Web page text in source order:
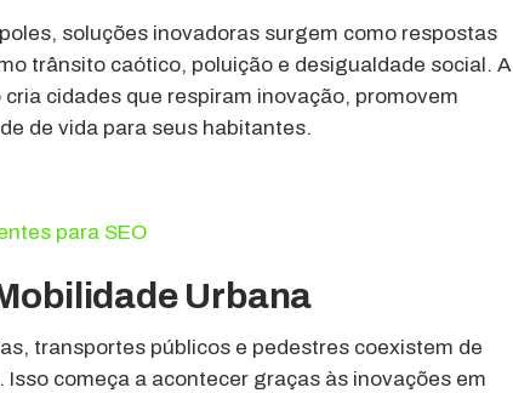
soluções inovadoras surgem como respostas
trânsito caótico, poluição e desigualdade social. A
cidades que respiram inovação, promovem
de vida para seus habitantes.
para SEO
Urbana
transportes públicos e pedestres coexistem de
começa a acontecer graças às inovações em